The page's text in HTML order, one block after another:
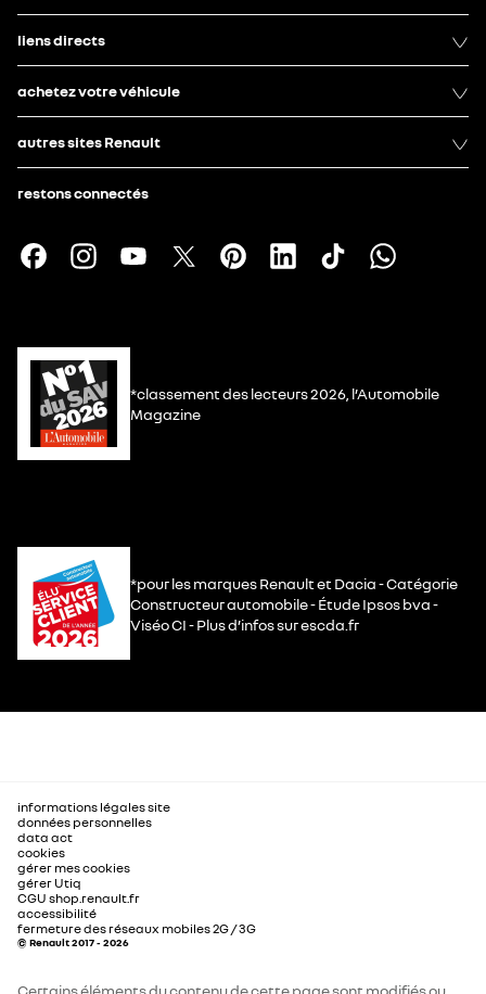
liens directs
achetez votre véhicule
autres sites Renault
restons connectés
*classement des lecteurs 2026, l’Automobile
Magazine
*pour les marques Renault et Dacia - Catégorie
Constructeur automobile - Étude Ipsos bva -
Viséo CI - Plus d’infos sur escda.fr
informations légales site
données personnelles
data act
cookies
gérer mes cookies
gérer Utiq
CGU shop.renault.fr
accessibilité
fermeture des réseaux mobiles 2G / 3G
© Renault 2017 - 2026